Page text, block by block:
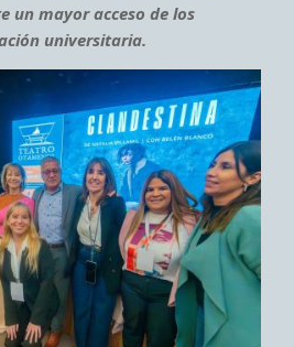
un mayor acceso de los
universitaria.